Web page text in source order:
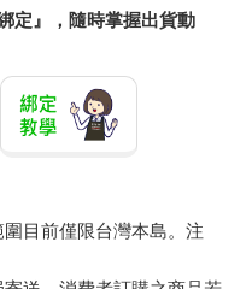
定』，隨時掌握出貨動
目前僅限台灣本島。注